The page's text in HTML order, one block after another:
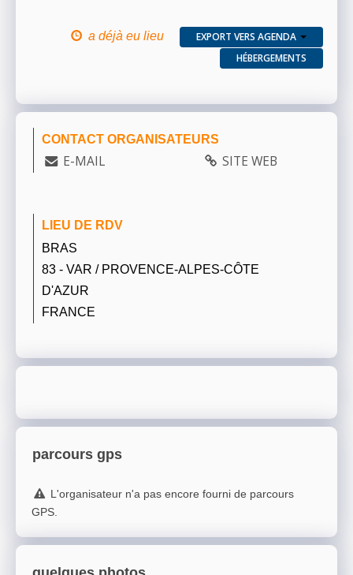
a déjà eu lieu
EXPORT VERS AGENDA
HÉBERGEMENTS
CONTACT ORGANISATEURS
E-MAIL SITE WEB
LIEU DE RDV
BRAS
83 - VAR / PROVENCE-ALPES-CÔTE
D'AZUR
FRANCE
parcours gps
L'organisateur n'a pas encore fourni de parcours
GPS.